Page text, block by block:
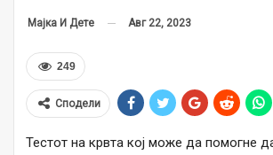
Мајка И Дете Авг 22, 2023
249
Сподели
Тестот на крвта кој може да помогне